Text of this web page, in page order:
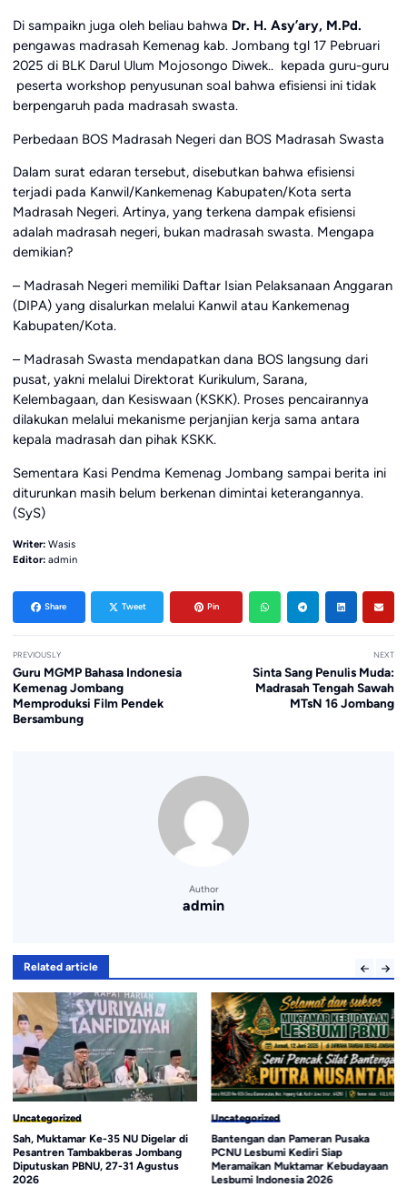
Di sampaikn juga oleh beliau bahwa Dr. H. Asy’ary, M.Pd.
pengawas madrasah Kemenag kab. Jombang tgl 17 Pebruari
2025 di BLK Darul Ulum Mojosongo Diwek.. kepada guru-guru
peserta workshop penyusunan soal bahwa efisiensi ini tidak
berpengaruh pada madrasah swasta.
Perbedaan BOS Madrasah Negeri dan BOS Madrasah Swasta
Dalam surat edaran tersebut, disebutkan bahwa efisiensi
terjadi pada Kanwil/Kankemenag Kabupaten/Kota serta
Madrasah Negeri. Artinya, yang terkena dampak efisiensi
adalah madrasah negeri, bukan madrasah swasta. Mengapa
demikian?
– Madrasah Negeri memiliki Daftar Isian Pelaksanaan Anggaran
(DIPA) yang disalurkan melalui Kanwil atau Kankemenag
Kabupaten/Kota.
– Madrasah Swasta mendapatkan dana BOS langsung dari
pusat, yakni melalui Direktorat Kurikulum, Sarana,
Kelembagaan, dan Kesiswaan (KSKK). Proses pencairannya
dilakukan melalui mekanisme perjanjian kerja sama antara
kepala madrasah dan pihak KSKK.
Sementara Kasi Pendma Kemenag Jombang sampai berita ini
diturunkan masih belum berkenan dimintai keterangannya.
(SyS)
Writer: Wasis
Editor: admin
Share Tweet Pin
PREVIOUSLY
Guru MGMP Bahasa Indonesia
Kemenag Jombang
Memproduksi Film Pendek
Bersambung
NEXT
Sinta Sang Penulis Muda:
Madrasah Tengah Sawah
MTsN 16 Jombang
Author
admin
Related article
Uncategorized
Sah, Muktamar Ke-35 NU Digelar di
Pesantren Tambakberas Jombang
Diputuskan PBNU, 27-31 Agustus
2026
Uncategorized
Bantengan dan Pameran Pusaka
PCNU Lesbumi Kediri Siap
Meramaikan Muktamar Kebudayaan
Lesbumi Indonesia 2026